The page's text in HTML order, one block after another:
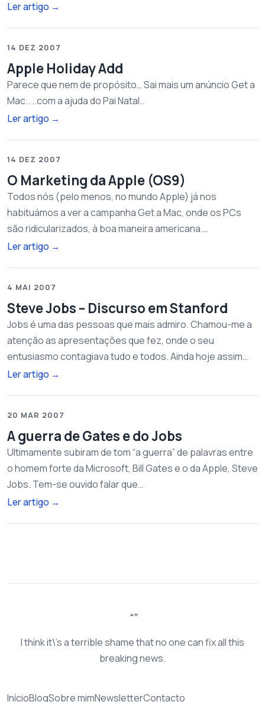
Ler artigo →
14 DEZ 2007
Apple Holiday Add
Parece que nem de propósito… Sai mais um anúncio Get a
Mac.. ..com a ajuda do Pai Natal..
Ler artigo →
14 DEZ 2007
O Marketing da Apple (OS9)
Todos nós (pelo menos, no mundo Apple) já nos
habituámos a ver a campanha Get a Mac, onde os PCs
são ridicularizados, à boa maneira americana.…
Ler artigo →
4 MAI 2007
Steve Jobs – Discurso em Stanford
Jobs é uma das pessoas que mais admiro. Chamou-me a
atenção as apresentações que fez, onde o seu
entusiasmo contagiava tudo e todos. Ainda hoje assim…
Ler artigo →
20 MAR 2007
A guerra de Gates e do Jobs
Ultimamente subiram de tom “a guerra” de palavras entre
o homem forte da Microsoft, Bill Gates e o da Apple, Steve
Jobs. Tem-se ouvido falar que…
Ler artigo →
I think it\'s a terrible shame that no one can fix all this
breaking news.
InícioBlogSobre mimNewsletterContacto